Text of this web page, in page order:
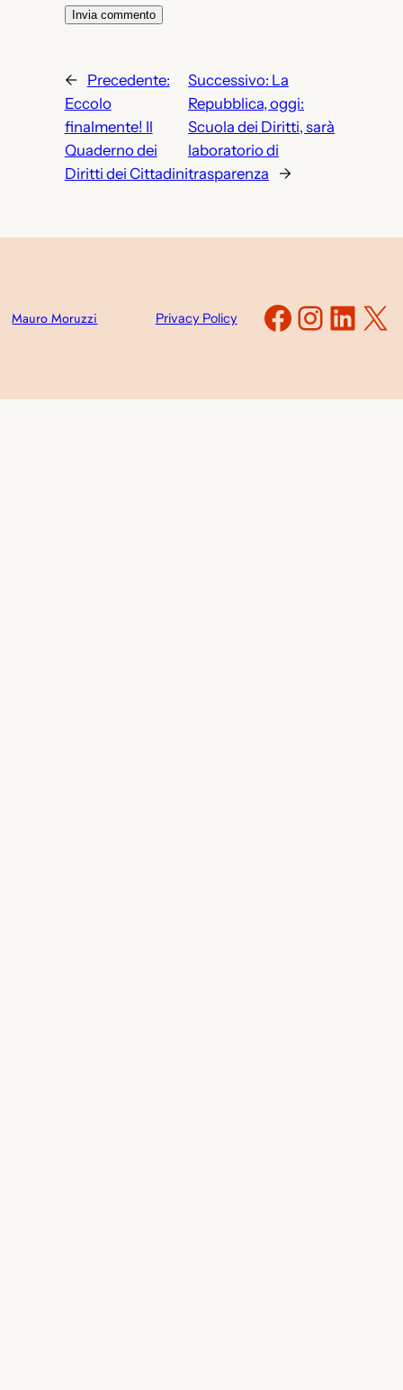
←
Precedente:
Eccolo
finalmente! Il
Quaderno dei
Diritti dei Cittadini
Successivo: La
Repubblica, oggi:
Scuola dei Diritti, sarà
laboratorio di
trasparenza
→
Mauro Moruzzi Privacy Policy X